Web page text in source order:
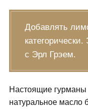
Добавлять
с Эрл Грэем.
Настоящие гурманы
натуральное масло